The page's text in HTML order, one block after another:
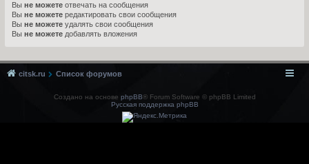
Вы не можете отвечать на сообщения
Вы не можете редактировать свои сообщения
Вы не можете удалять свои сообщения
Вы не можете добавлять вложения
citsk.ru Список форумов
Создано на основе phpBB® Forum Software © phpBB Limited
Русская поддержка phpBB